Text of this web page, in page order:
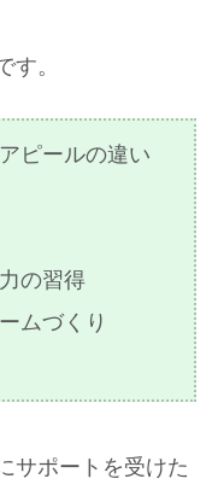
す。
ピールの違い
の習得
ムづくり
サポートを受けた